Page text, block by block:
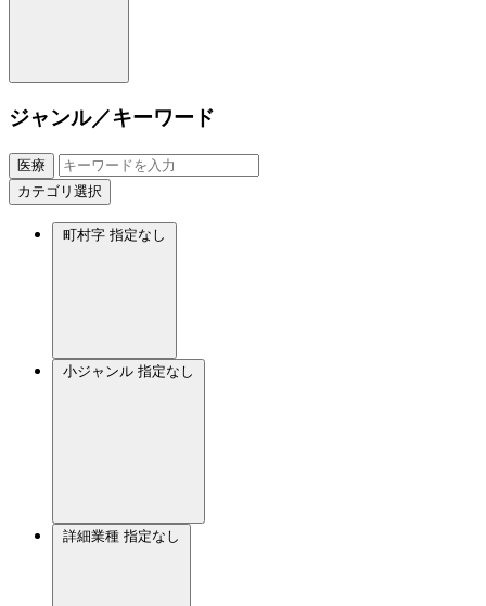
ジャンル／キーワード
医療
カテゴリ選択
町村字 指定なし
小ジャンル 指定なし
詳細業種 指定なし